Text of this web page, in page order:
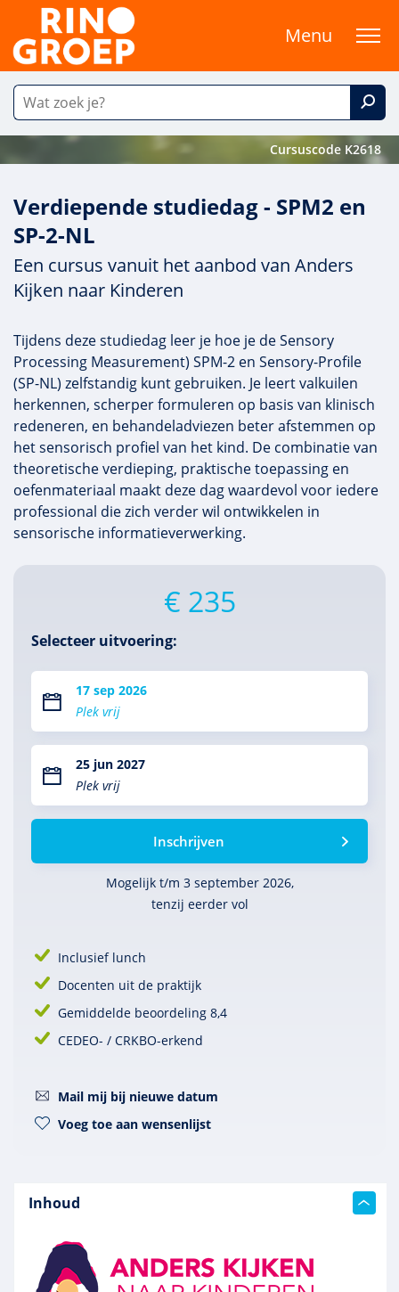
Menu
Cursuscode K2618
Verdiepende studiedag - SPM2 en
SP-2-NL
Een cursus vanuit het aanbod van Anders
Kijken naar Kinderen
Tijdens deze studiedag leer je hoe je de Sensory
Processing Measurement) SPM-2 en Sensory-Profile
(SP-NL) zelfstandig kunt gebruiken. Je leert valkuilen
herkennen, scherper formuleren op basis van klinisch
redeneren, en behandeladviezen beter afstemmen op
het sensorisch profiel van het kind. De combinatie van
theoretische verdieping, praktische toepassing en
oefenmateriaal maakt deze dag waardevol voor iedere
professional die zich verder wil ontwikkelen in
sensorische informatieverwerking.
€ 235
Selecteer uitvoering:
17 sep 2026
Plek vrij
25 jun 2027
Plek vrij
Inschrijven
Mogelijk t/m 3 september 2026,
tenzij eerder vol
Inclusief lunch
Docenten uit de praktijk
Gemiddelde beoordeling 8,4
CEDEO- / CRKBO-erkend
Mail mij bij nieuwe datum
Voeg toe aan wensenlijst
Inhoud